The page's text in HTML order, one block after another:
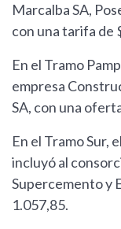
Marcalba SA,
con una tarifa de
En el Tramo
empresa
SA, con una
En el Tramo Sur,
incluyó al
Supercemento y
1.057,85.